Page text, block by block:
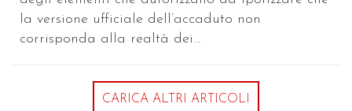
la versione ufficiale dell’accaduto non
corrisponda alla realtà dei...
CARICA ALTRI ARTICOLI